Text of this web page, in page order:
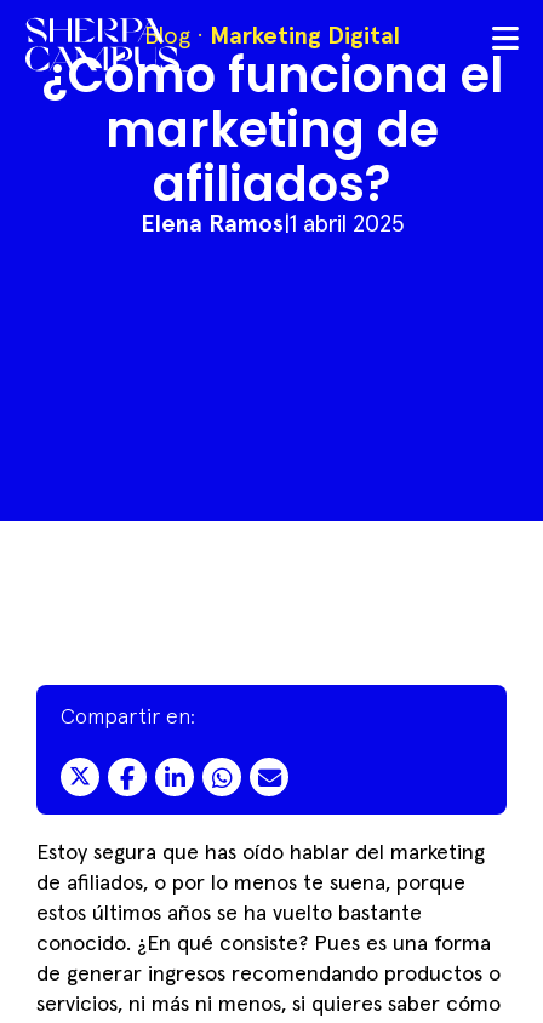
Blog· Marketing Digital
¿Cómo funciona el
marketing de
afiliados?
Elena Ramos 1 abril 2025
Compartir en:
Estoy segura que has oído hablar del marketing
de afiliados, o por lo menos te suena, porque
estos últimos años se ha vuelto bastante
conocido. ¿En qué consiste? Pues es una forma
de generar ingresos recomendando productos o
servicios, ni más ni menos, si quieres saber cómo